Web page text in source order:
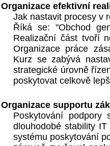
Organizace efektivní
Jak nastavit procesy v
Říká se: "Obchod
Realizační část tvoří
Organizace práce
Kurz se zabývá
strategické úrovně
poskytovat celkově
Organizace supportu
Poskytování podpory
dlouhodobé stability
systému poskytování